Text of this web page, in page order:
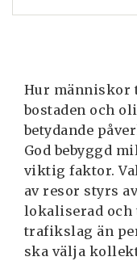
som
meter
från
Hur människor
bostaden och
betydande
God bebyggd
viktig faktor.
av resor styrs
lokaliserad
trafikslag än
ska välja